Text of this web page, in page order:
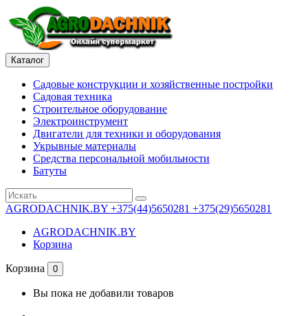
Каталог
Садовые конструкции и хозяйственные постройки
Садовая техника
Строительное оборудование
Электроинструмент
Двигатели для техники и оборудования
Укрывные материалы
Средства персональной мобильности
Батуты
AGRODACHNIK.BY +375(44)5650281 +375(29)5650281
AGRODACHNIK.BY
Корзина
Корзина 0
Вы пока не добавили товаров